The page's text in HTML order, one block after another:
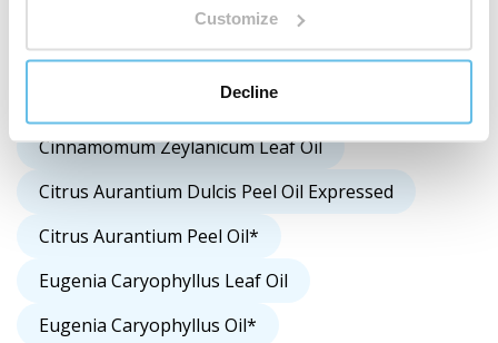
Customize
Decline
Eugenol*
Boswellia Serrata Oil
Ocimum Basilicum Oil
Cinnamomum Zeylanicum Leaf Oil
Citrus Aurantium Dulcis Peel Oil Expressed
Citrus Aurantium Peel Oil*
Eugenia Caryophyllus Leaf Oil
Eugenia Caryophyllus Oil*